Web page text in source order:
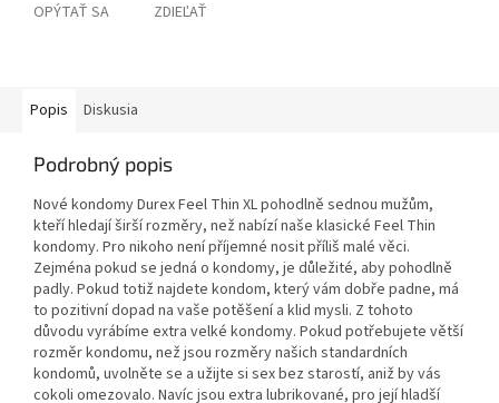
OPÝTAŤ SA ZDIEĽAŤ
Popis Diskusia
Podrobný popis
Nové kondomy Durex Feel Thin XL pohodlně sednou mužům,
kteří hledají širší rozměry, než nabízí naše klasické Feel Thin
kondomy. Pro nikoho není příjemné nosit příliš malé věci.
Zejména pokud se jedná o kondomy, je důležité, aby pohodlně
padly. Pokud totiž najdete kondom, který vám dobře padne, má
to pozitivní dopad na vaše potěšení a klid mysli. Z tohoto
důvodu vyrábíme extra velké kondomy. Pokud potřebujete větší
rozměr kondomu, než jsou rozměry našich standardních
kondomů, uvolněte se a užijte si sex bez starostí, aniž by vás
cokoli omezovalo. Navíc jsou extra lubrikované, pro její hladší